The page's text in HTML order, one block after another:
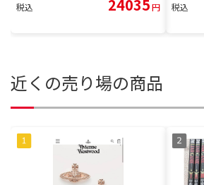
税込 24035円 税込
近くの売り場の商品